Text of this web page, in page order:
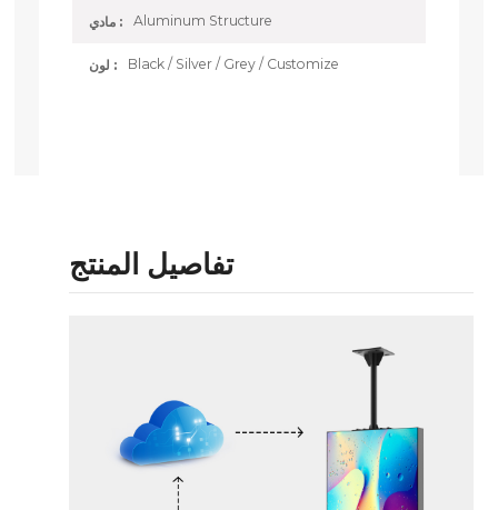
مادي : Aluminum Structure
لون : Black / Silver / Grey / Customize
تفاصيل المنتج